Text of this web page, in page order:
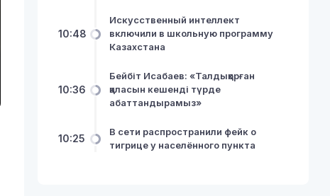
10:48
Искусственный интеллект
включили в школьную программу
Казахстана
10:36
Бейбіт Исабаев: «Талдықорған
қаласын кешенді түрде
абаттандырамыз»
10:25
В сети распространили фейк о
тигрице у населённого пункта